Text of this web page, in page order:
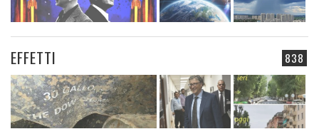
838
EFFETTI